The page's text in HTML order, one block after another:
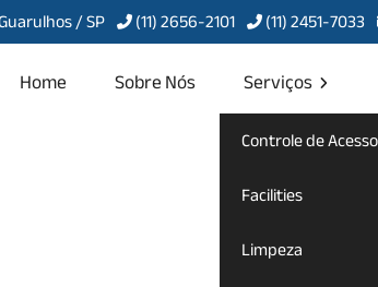
/ SP (11) 2656-2101 (11) 2451-7033
Home Sobre Nós Serviços
Controle de Acesso
Facilities
Limpeza